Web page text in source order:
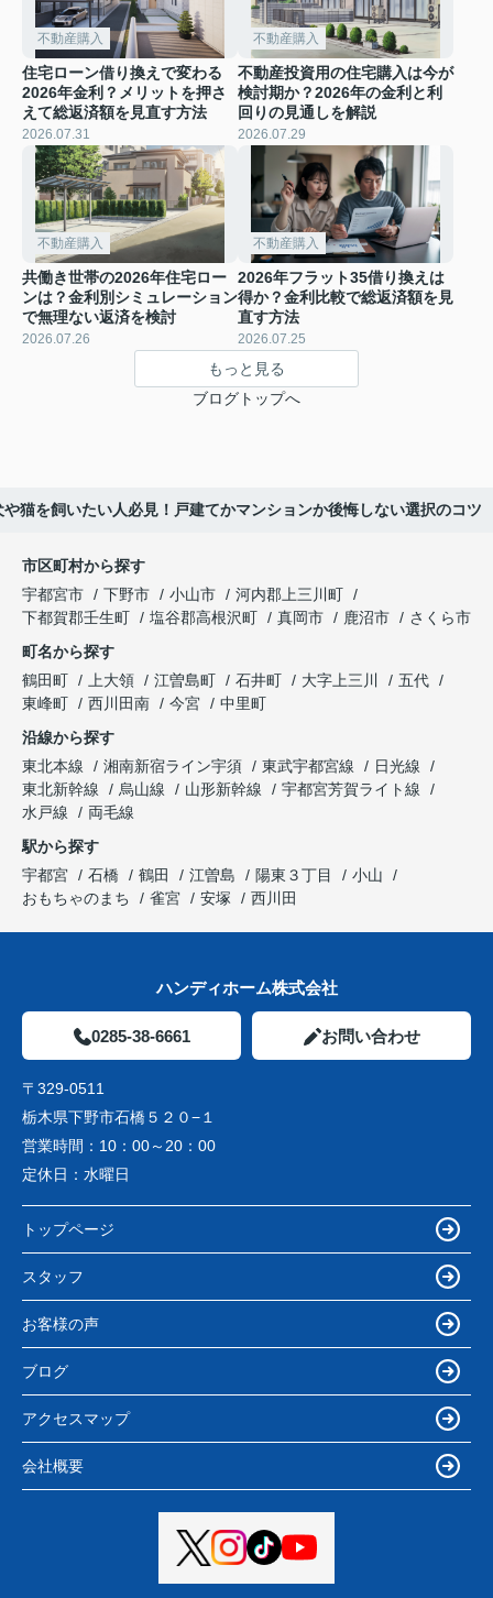
不動産購入
住宅ローン借り換えで変わる
2026年金利？メリットを押さ
えて総返済額を見直す方法
2026.07.31
不動産購入
不動産投資用の住宅購入は今が
検討期か？2026年の金利と利
回りの見通しを解説
2026.07.29
不動産購入
共働き世帯の2026年住宅ロー
ンは？金利別シミュレーション
で無理ない返済を検討
2026.07.26
不動産購入
2026年フラット35借り換えは
得か？金利比較で総返済額を見
直す方法
2026.07.25
もっと見る
ブログトップへ
や猫を飼いたい人必見！戸建てかマンションか後悔しない選択のコツ
市区町村から探す
宇都宮市
下野市 小山市
河内郡上三川町
下都賀郡壬生町
塩谷郡高根沢町 真岡市 鹿沼市
さくら市
町名から探す
鶴田町
上大領 江曽島町 石井町 大字上三川
五代
東峰町
西川田南 今宮
中里町
沿線から探す
東北本線
湘南新宿ライン宇須 東武宇都宮線
日光線
東北新幹線
烏山線 山形新幹線
宇都宮芳賀ライト線
水戸線
両毛線
駅から探す
宇都宮
石橋 鶴田 江曽島 陽東３丁目
小山
おもちゃのまち
雀宮 安塚 西川田
ハンディホーム株式会社
0285-38-6661 お問い合わせ
〒329-0511
栃木県下野市石橋５２０−１
営業時間： 10：00～20：00
定休日： 水曜日
トップページ
スタッフ
お客様の声
ブログ
アクセスマップ
会社概要